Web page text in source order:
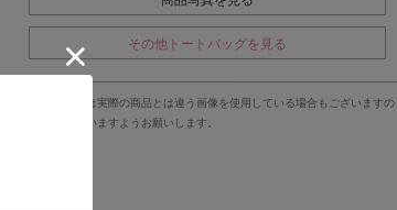
その他トートバッグを見る
※製品詳細画像は実際の商品とは違う画像を使用している場合もございますの
で、ご注意下さいますようお願いします。